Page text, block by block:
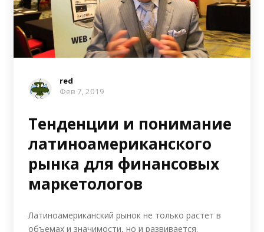
red
Фев 7, 2019
Тенденции и понимание
латиноамериканского
рынка для финансовых
маркетологов
Латиноамериканский рынок не только растет в
объемах и значимости, но и развивается.